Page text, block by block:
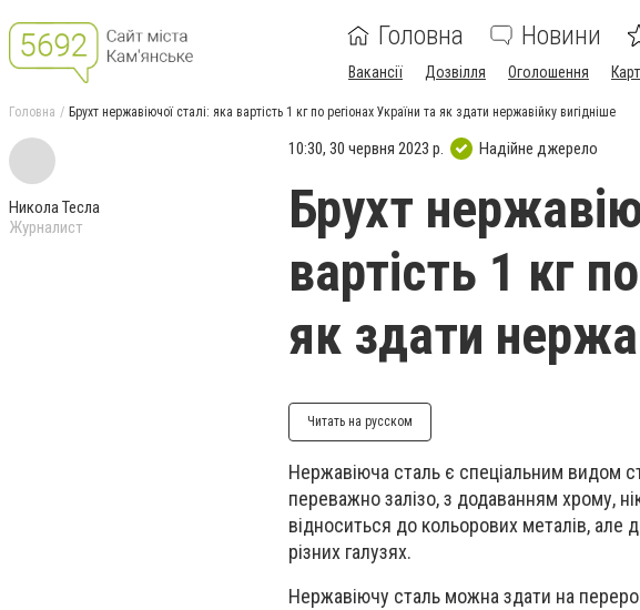
Головна Новини
Вакансії Дозвілля Оголошення
Головна Брухт нержавіючої сталі: яка вартість 1 кг по регіонах України та як здати нержавійку вигідніше
Никола Тесла
Журналист
10:30, 30 червня 2023 р. Надійне джерело
Брухт
вартість 1 кг
як здати
Читать на русском
Нержавіюча сталь є спеціальним видом
переважно залізо, з додаванням хрому,
відноситься до кольорових металів, але
різних галузях.
Нержавіючу сталь можна здати на